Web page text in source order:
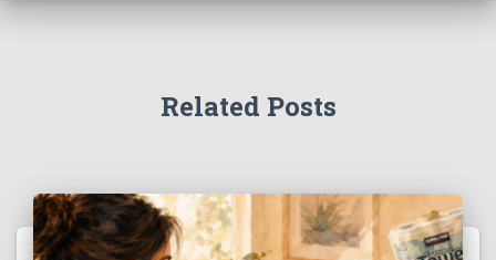
Related Posts